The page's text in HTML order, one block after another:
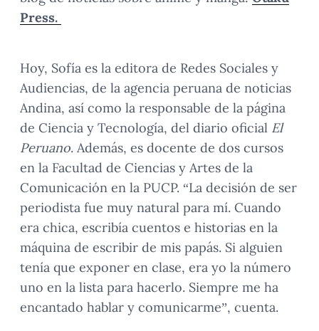
Press.
Hoy, Sofía es la editora de Redes Sociales y
Audiencias, de la agencia peruana de noticias
Andina, así como la responsable de la página
de Ciencia y Tecnología, del diario oficial El
Peruano. Además, es docente de dos cursos
en la Facultad de Ciencias y Artes de la
Comunicación en la PUCP. “La decisión de ser
periodista fue muy natural para mí. Cuando
era chica, escribía cuentos e historias en la
máquina de escribir de mis papás. Si alguien
tenía que exponer en clase, era yo la número
uno en la lista para hacerlo. Siempre me ha
encantado hablar y comunicarme”, cuenta.